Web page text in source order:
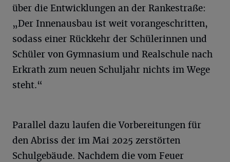
über die Entwicklungen an der Rankestraße:
„Der Innenausbau ist weit vorangeschritten,
sodass einer Rückkehr der Schülerinnen und
Schüler von Gymnasium und Realschule nach
Erkrath zum neuen Schuljahr nichts im Wege
steht.“
Parallel dazu laufen die Vorbereitungen für
den Abriss der im Mai 2025 zerstörten
Schulgebäude. Nachdem die vom Feuer